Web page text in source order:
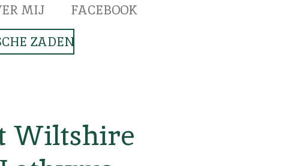
MIJ
FACEBOOK
ZADEN
Wiltshire